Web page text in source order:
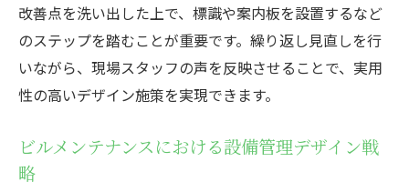
改善点を洗い出した上で、標識や案内板を設置するなど
のステップを踏むことが重要です。繰り返し見直しを行
いながら、現場スタッフの声を反映させることで、実用
性の高いデザイン施策を実現できます。
ビルメンテナンスにおける設備管理デザイン戦
略